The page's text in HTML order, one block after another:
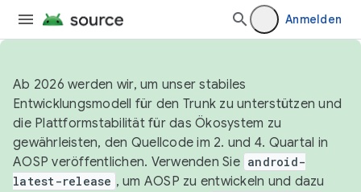
Anmelden
Ab 2026 werden wir, um unser stabiles
Entwicklungsmodell für den Trunk zu unterstützen und
die Plattformstabilität für das Ökosystem zu
gewährleisten, den Quellcode im 2. und 4. Quartal in
AOSP veröffentlichen. Verwenden Sie android-
latest-release , um AOSP zu entwickeln und dazu